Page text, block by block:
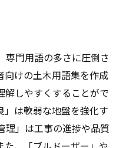
専門用語の多さに圧倒さ
向けの土木用語集を作成
解しやすくすることがで
」は軟弱な地盤を強化す
理」は工事の進捗や品質